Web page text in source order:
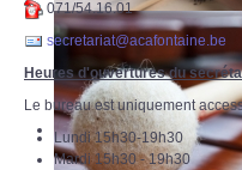
071/54.16.01
secretariat@acafontaine.be
Heures d'ouvertures du
Le bureau est uniquement
Lundi 15h30-19h30
Mardi 15h30 - 19h30